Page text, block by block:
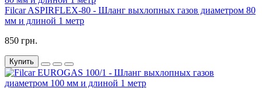
Filcar ASPIRFLEX-80 - Шланг выхлопных газов диаметром 80
мм и длиной 1 метр
850 грн.
Купить